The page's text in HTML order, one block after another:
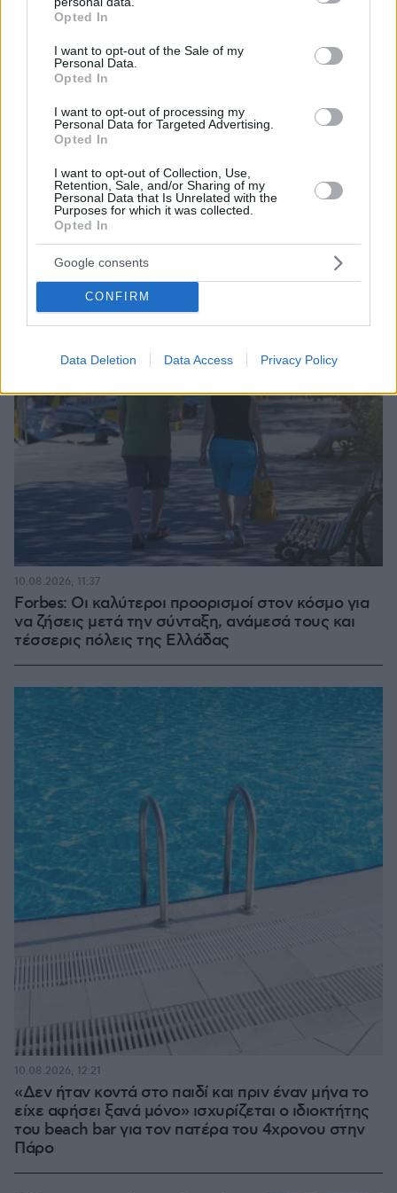
grant or deny consent to Google and its third-party tags to
use your data for below specified purposes in below Google
consent section.
Opted In
I want to opt-out of the Sale of my
Personal Data.
Opted In
I want to opt-out of processing my
Personal Data for Targeted Advertising.
Opted In
I want to opt-out of Collection, Use,
Retention, Sale, and/or Sharing of my
Personal Data that Is Unrelated with the
Purposes for which it was collected.
Opted In
Google consents
CONFIRM
Data Deletion Data Access Privacy Policy
Κόμμα Καρυστιανού: Γιατί χάνεται μέσα σε δύο
μήνες η «Ελπίδα» της προέδρου Μαρίας
10.08.2026, 14:19
Forbes: Οι καλύτεροι προορισμοί στον κόσμο για
να ζήσεις μετά την σύνταξη, ανάμεσά τους και
τέσσερις πόλεις της Ελλάδας
10.08.2026, 11:37
«Δεν ήταν κοντά στο παιδί και πριν έναν μήνα το
είχε αφήσει ξανά μόνο» ισχυρίζεται ο ιδιοκτήτης
του beach bar για τον πατέρα του 4χρονου στην
Πάρο
10.08.2026, 12:21